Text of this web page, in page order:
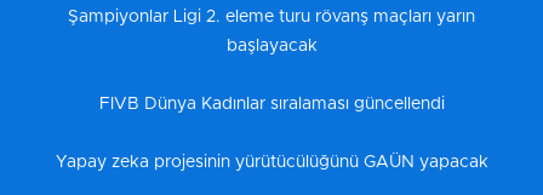
Şampiyonlar Ligi 2. eleme turu rövanş maçları yarın
başlayacak
FIVB Dünya Kadınlar sıralaması güncellendi
Yapay zeka projesinin yürütücülüğünü GAÜN yapacak